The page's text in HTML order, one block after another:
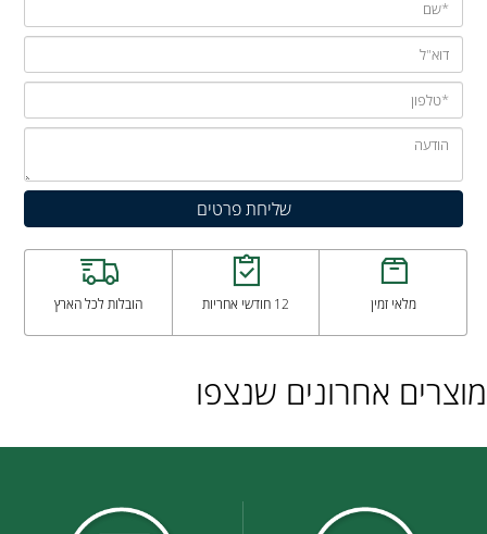
מלאי זמין 12 חודשי אחריות הובלות לכל הארץ
מוצרים אחרונים שנצפו